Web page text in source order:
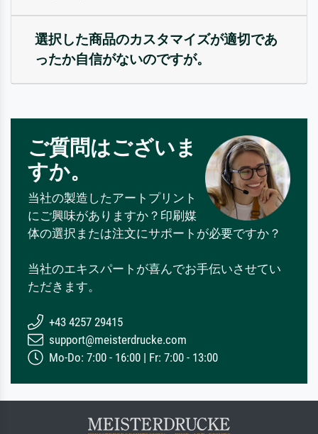
選択した商品のカスタマイズが適切であ
ったか自信がないのですが。
ご質問はございま
すか。
当社の製造したアートプリント
にご興味がありますか？印刷媒
体の選択または注文にサポートが必要ですか？
当社のエキスパートが喜んでお手伝いさせてい
ただきます。
+43 4257 29415
support@meisterdrucke.com
Mo-Do: 7:00 - 16:00 | Fr: 7:00 - 13:00